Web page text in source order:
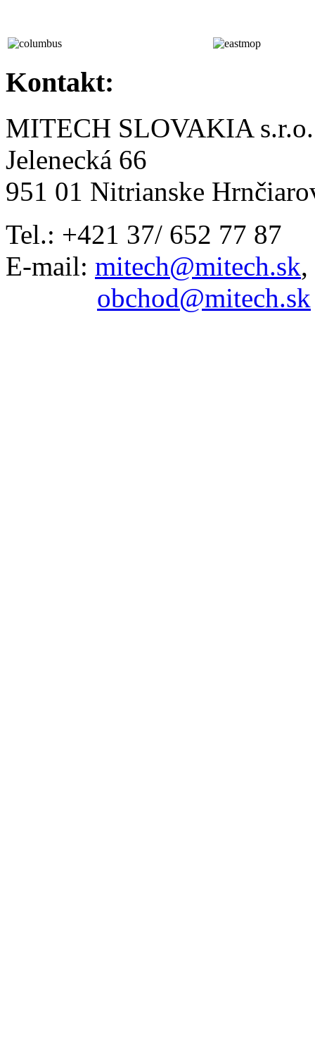
Kontakt:
MITECH SLOVAKIA s.r.o.
Jelenecká 66
951 01 Nitrianske
Tel.: +421 37/ 652 77 87
E-mail: mitech@mitech.sk,
obchod@mitech.sk